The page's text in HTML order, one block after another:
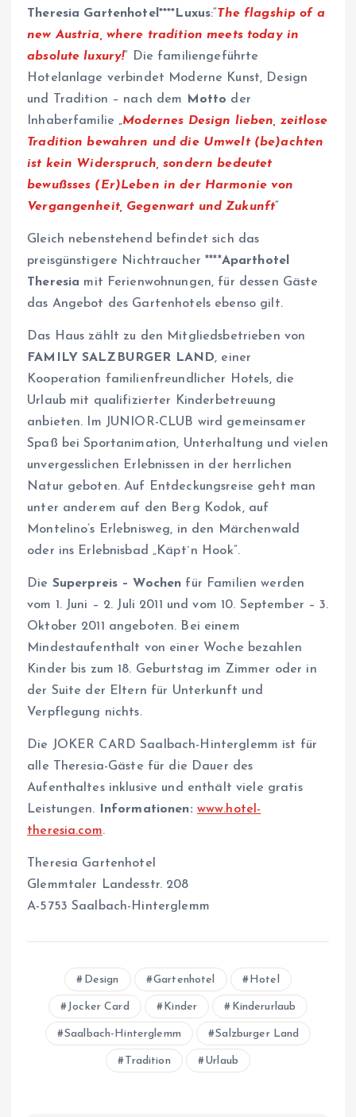
Theresia Gartenhotel****Luxus:“The flagship of a
new Austria, where tradition meets today in
absolute luxury!“ Die familiengeführte
Hotelanlage verbindet Moderne Kunst, Design
und Tradition – nach dem
Motto der
Inhaberfamilie „Modernes Design lieben, zeitlose
Tradition bewahren und die Umwelt (be)achten
ist kein Widerspruch, sondern bedeutet
bewußsses (Er)Leben in der Harmonie von
Vergangenheit, Gegenwart und Zukunft“
Gleich nebenstehend befindet sich das
preisgünstigere Nichtraucher ****Aparthotel
Theresia mit Ferienwohnungen, für dessen Gäste
das Angebot des Gartenhotels ebenso gilt.
Das Haus zählt zu den Mitgliedsbetrieben von
FAMILY SALZBURGER LAND, einer
Kooperation familienfreundlicher Hotels, die
Urlaub mit qualifizierter Kinderbetreuung
anbieten. Im JUNIOR-CLUB wird gemeinsamer
Spaß bei Sportanimation, Unterhaltung und vielen
unvergesslichen Erlebnissen in der herrlichen
Natur geboten. Auf Entdeckungsreise geht man
unter anderem auf den Berg Kodok, auf
Montelino’s Erlebnisweg, in den Märchenwald
oder ins Erlebnisbad „Käpt`n Hook“.
Die Superpreis – Wochen für Familien werden
vom 1. Juni – 2. Juli 2011 und vom 10. September – 3.
Oktober 2011 angeboten. Bei einem
Mindestaufenthalt von einer Woche bezahlen
Kinder bis zum 18. Geburtstag im Zimmer oder in
der Suite der Eltern für Unterkunft und
Verpflegung nichts.
Die JOKER CARD Saalbach-Hinterglemm ist für
alle Theresia-Gäste für die Dauer des
Aufenthaltes inklusive und enthält viele gratis
Leistungen. Informationen: www.hotel-
theresia.com.
Theresia Gartenhotel
Glemmtaler Landesstr. 208
A-5753 Saalbach-Hinterglemm
Design Gartenhotel Hotel
Jocker Card Kinder Kinderurlaub
Saalbach-Hinterglemm Salzburger Land
Tradition Urlaub